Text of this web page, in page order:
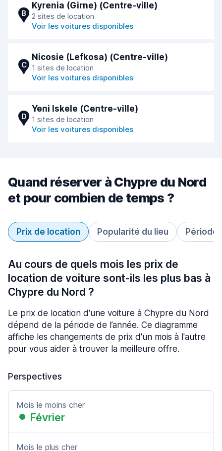
B
Kyrenia (Girne) (Сentre-ville)
2 sites de location
Voir les voitures disponibles
C
Nicosie (Lefkosa) (Сentre-ville)
1 sites de location
Voir les voitures disponibles
D
Yeni Iskele (Сentre-ville)
1 sites de location
Voir les voitures disponibles
Quand réserver à Chypre du Nord
et pour combien de temps ?
Prix de location Popularité du lieu Période
Au cours de quels mois les prix de
location de voiture sont-ils les plus bas à
Chypre du Nord ?
Le prix de location d'une voiture à Chypre du Nord
dépend de la période de l’année. Ce diagramme
affiche les changements de prix d'un mois à l'autre
pour vous aider à trouver la meilleure offre.
Perspectives
Mois le moins cher
Février
Mois le plus cher